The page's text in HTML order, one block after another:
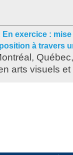
En exercice :
à travers
arts visuels